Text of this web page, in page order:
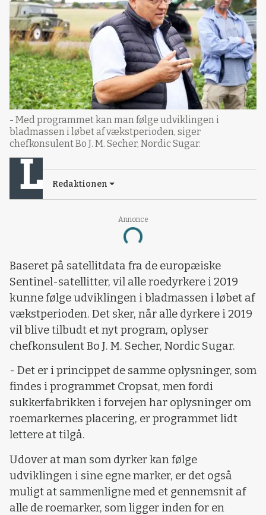
Annonce
Loading...
- Med programmet kan man følge udviklingen i
bladmassen i løbet af vækstperioden, siger
chefkonsulent Bo J. M. Secher, Nordic Sugar.
Redaktionen
Baseret på satellitdata fra de europæiske
Sentinel-satellitter, vil alle roedyrkere i 2019
kunne følge udviklingen i bladmassen i løbet af
vækstperioden. Det sker, når alle dyrkere i 2019
vil blive tilbudt et nyt program, oplyser
chefkonsulent Bo J. M. Secher, Nordic Sugar.
- Det er i princippet de samme oplysninger, som
findes i programmet Cropsat, men fordi
sukkerfabrikken i forvejen har oplysninger om
roemarkernes placering, er programmet lidt
lettere at tilgå.
Udover at man som dyrker kan følge
udviklingen i sine egne marker, er det også
muligt at sammenligne med et gennemsnit af
alle de roemarker, som ligger inden for en